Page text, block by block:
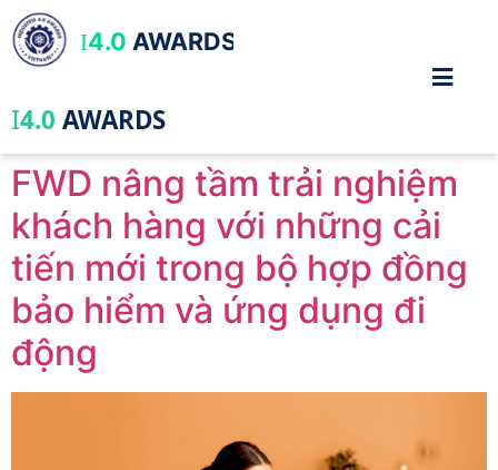
I4.0 AWARDS
I4.0 AWARDS
FWD nâng tầm trải nghiệm
khách hàng với những cải
tiến mới trong bộ hợp đồng
bảo hiểm và ứng dụng đi
động